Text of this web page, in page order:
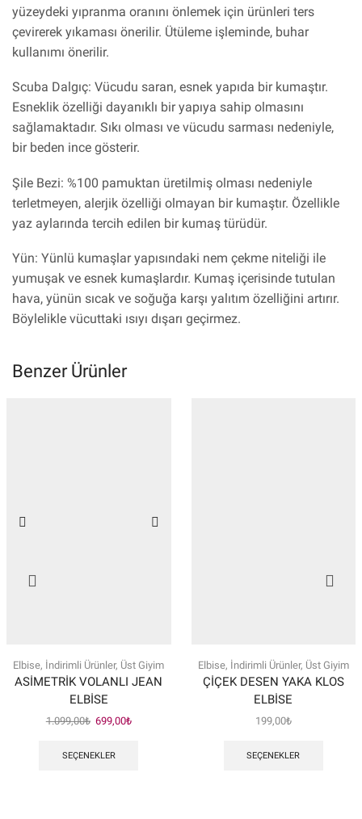
yüzeydeki yıpranma oranını önlemek için ürünleri ters
çevirerek yıkaması önerilir. Ütüleme işleminde, buhar
kullanımı önerilir.
Scuba Dalgıç: Vücudu saran, esnek yapıda bir kumaştır.
Esneklik özelliği dayanıklı bir yapıya sahip olmasını
sağlamaktadır. Sıkı olması ve vücudu sarması nedeniyle,
bir beden ince gösterir.
Şile Bezi: %100 pamuktan üretilmiş olması nedeniyle
terletmeyen, alerjik özelliği olmayan bir kumaştır. Özellikle
yaz aylarında tercih edilen bir kumaş türüdür.
Yün: Yünlü kumaşlar yapısındaki nem çekme niteliği ile
yumuşak ve esnek kumaşlardır. Kumaş içerisinde tutulan
hava, yünün sıcak ve soğuğa karşı yalıtım özelliğini artırır.
Böylelikle vücuttaki ısıyı dışarı geçirmez.
Benzer Ürünler
Elbise, İndirimli Ürünler, Üst Giyim
ASİMETRİK VOLANLI JEAN
ELBİSE
1.099,00₺ Orijinal
1.099,00₺.
699,00₺Şu
SEÇENEKLER
Elbise, İndirimli Ürünler, Üst Giyim
ÇİÇEK DESEN YAKA KLOS
ELBİSE
199,00₺
SEÇENEKLER